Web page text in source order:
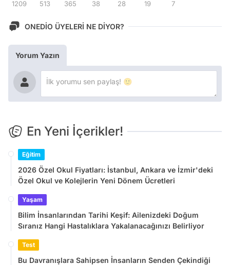
1209 513 365 38 28 19 7
ONEDİO ÜYELERİ NE DİYOR?
Yorum Yazın
En Yeni İçerikler!
Eğitim
2026 Özel Okul Fiyatları: İstanbul, Ankara ve İzmir'deki
Özel Okul ve Kolejlerin Yeni Dönem Ücretleri
Yaşam
Bilim İnsanlarından Tarihi Keşif: Ailenizdeki Doğum
Sıranız Hangi Hastalıklara Yakalanacağınızı Belirliyor
Test
Bu Davranışlara Sahipsen İnsanların Senden Çekindiği